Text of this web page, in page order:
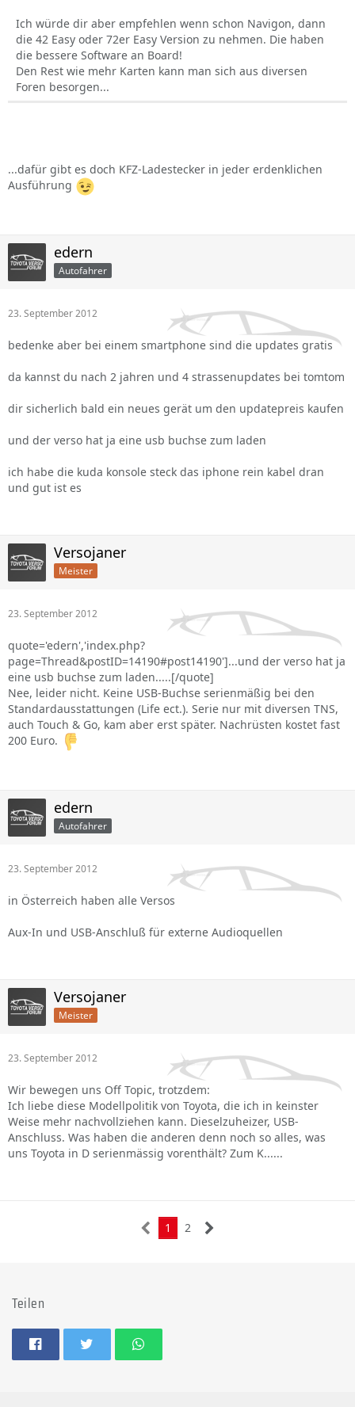
Ich würde dir aber empfehlen wenn schon Navigon, dann
die 42 Easy oder 72er Easy Version zu nehmen. Die haben
die bessere Software an Board!
Den Rest wie mehr Karten kann man sich aus diversen
Foren besorgen...
...dafür gibt es doch KFZ-Ladestecker in jeder erdenklichen
Ausführung
edern
Autofahrer
23. September 2012
bedenke aber bei einem smartphone sind die updates gratis
da kannst du nach 2 jahren und 4 strassenupdates bei tomtom
dir sicherlich bald ein neues gerät um den updatepreis kaufen
und der verso hat ja eine usb buchse zum laden
ich habe die kuda konsole steck das iphone rein kabel dran
und gut ist es
Versojaner
Meister
23. September 2012
quote='edern','index.php?
page=Thread&postID=14190#post14190']...und der verso hat ja
eine usb buchse zum laden.....[/quote]
Nee, leider nicht. Keine USB-Buchse serienmäßig bei den
Standardausstattungen (Life ect.). Serie nur mit diversen TNS,
auch Touch & Go, kam aber erst später. Nachrüsten kostet fast
200 Euro.
edern
Autofahrer
23. September 2012
in Österreich haben alle Versos
Aux-In und USB-Anschluß für externe Audioquellen
Versojaner
Meister
23. September 2012
Wir bewegen uns Off Topic, trotzdem:
Ich liebe diese Modellpolitik von Toyota, die ich in keinster
Weise mehr nachvollziehen kann. Dieselzuheizer, USB-
Anschluss. Was haben die anderen denn noch so alles, was
uns Toyota in D serienmässig vorenthält? Zum K......
1 2
Teilen